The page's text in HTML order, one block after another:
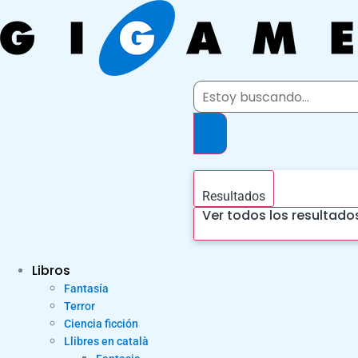
al
contenido
Search
Resultados
Ver todos los
Libros
Fantasía
Terror
Ciencia ficción
Llibres en català